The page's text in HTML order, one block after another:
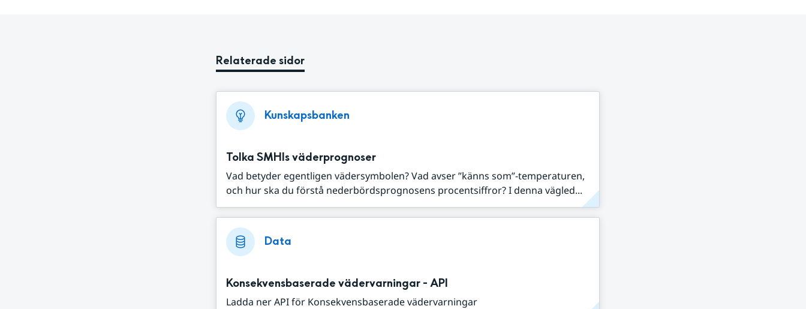
Relaterade sidor
Kunskapsbanken
Tolka SMHIs väderprognoser
Vad betyder egentligen vädersymbolen? Vad avser ”känns som”-temperaturen,
och hur ska du förstå nederbördsprognosens procentsiffror? I denna vägled...
Data
Konsekvensbaserade vädervarningar - API
Ladda ner API för Konsekvensbaserade vädervarningar